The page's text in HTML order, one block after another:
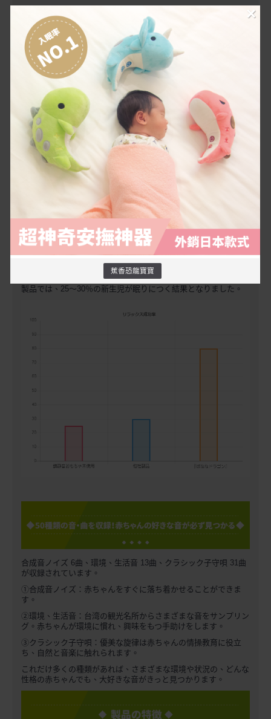
蕉香恐龍寶寶
×
生後１ヶ月未満の新生児にミルクを与え、おむつを交換。新生児
が泣き出す生理的要因を取り除いたうえで、『ばななドラゴン』
と他社製品の寝かしつけ効果の比較テストを実施してみました。
新生児が泣き止まなくなったところで『ばななドラゴン』を使用
すると、5分以内に最大80％の新生児が眠りにつきました。他社
製品では、25～30％の新生児が眠りにつく結果となりました。
合成音ノイズ 6曲、環境、生活音 13曲、クラシック子守唄 31曲
が収録されています。
①合成音ノイズ：赤ちゃんをすぐに落ち着かせることができま
す。
②環境、生活音：台湾の観光名所からさまざまな音をサンプリン
グ。赤ちゃんが環境に慣れ、興味をもつ手助けをします。
③クラシック子守唄：優美な旋律は赤ちゃんの情操教育に役立
ち、自然と音楽に触れられます。
これだけ多くの種類があれば、さまざまな環境や状況の、どんな
性格の赤ちゃんでも、大好きな音がきっと見つかります。